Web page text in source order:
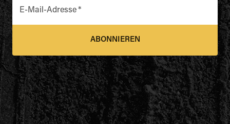
E-Mail-Adresse*
ABONNIEREN